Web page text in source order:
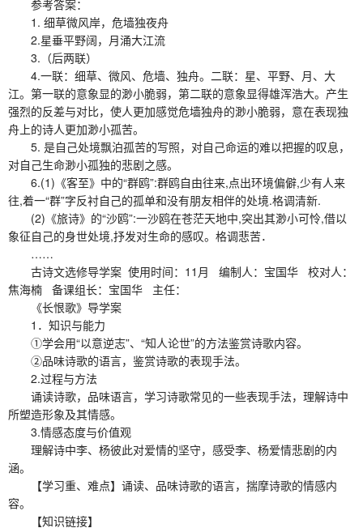
参考答案：
1. 细草微风岸，危墙独夜舟
2.星垂平野阔，月涌大江流
3.（后两联）
4.一联：细草、微风、危墙、独舟。二联：星、平野、月、大
江。第一联的意象显的渺小脆弱，第二联的意象显得雄浑浩大。产生
强烈的反差与对比，使人更加感觉危墙独舟的渺小脆弱，意在表现独
舟上的诗人更加渺小孤苦。
5. 是自己处境飘泊孤苦的写照，对自己命运的难以把握的叹息，
对自己生命渺小孤独的悲剧之感。
6.(1)《客至》中的“群鸥”:群鸥自由往来,点出环境偏僻,少有人来
往,着一“群”字反衬自己的孤单和没有朋友相伴的处境.格调清新.
(2)《旅诗》的“沙鸥”:一沙鸥在苍茫天地中,突出其渺小可怜,借以
象征自己的身世处境,抒发对生命的感叹。格调悲苦．
……
古诗文选修导学案 使用时间：11月 编制人：宝国华 校对人：
焦海楠 备课组长：宝国华 主任：
《长恨歌》导学案
1．知识与能力
①学会用“以意逆志”、“知人论世”的方法鉴赏诗歌内容。
②品味诗歌的语言，鉴赏诗歌的表现手法。
2.过程与方法
诵读诗歌，品味语言，学习诗歌常见的一些表现手法，理解诗中
所塑造形象及其情感。
3.情感态度与价值观
理解诗中李、杨彼此对爱情的坚守，感受李、杨爱情悲剧的内
涵。
【学习重、难点】诵读、品味诗歌的语言，揣摩诗歌的情感内
容。
【知识链接】